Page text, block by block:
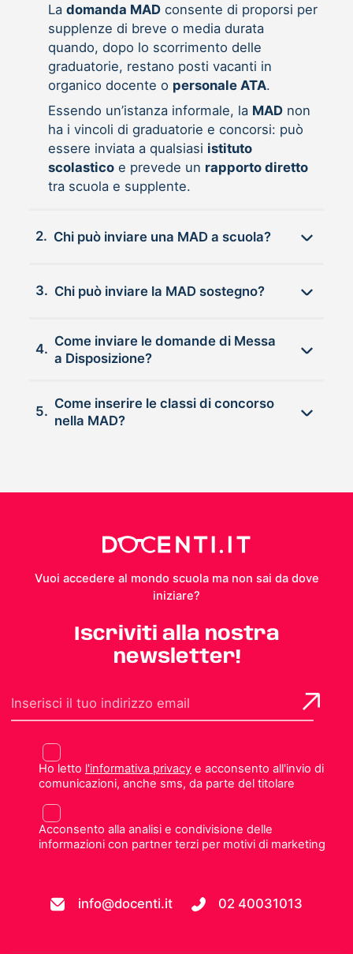
La domanda MADconsente di proporsi per
supplenze di breve o media durata
quando, dopo lo scorrimento delle
graduatorie, restano posti vacanti in
organico docente o personale ATA.
Essendo un’istanza informale, la MADnon
ha i vincoli di graduatorie e concorsi: può
essere inviata a qualsiasi istituto
scolasticoe prevede un rapporto diretto
tra scuola e supplente.
2. Chi può inviare una MAD a scuola?
3. Chi può inviare la MAD sostegno?
4.
Come inviare le domande di Messa
a Disposizione?
5.
Come inserire le classi di concorso
nella MAD?
Vuoi accedere al mondo scuola ma non sai da dove
iniziare?
Iscriviti alla nostra
newsletter!
Ho letto l'informativa privacye acconsento all'invio di
comunicazioni, anche sms, da parte del titolare
Acconsento alla analisi e condivisione delle
informazioni con partner terzi per motivi di marketing
info@docenti.it 02 40031013